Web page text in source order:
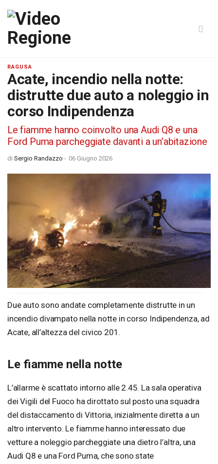
RAGUSA
Acate, incendio nella notte:
distrutte due auto a noleggio in
corso Indipendenza
Le fiamme hanno coinvolto una Audi Q8 e una
Ford Puma parcheggiate davanti a un’abitazione
di Sergio Randazzo - 06 Giugno 2026
Due auto sono andate completamente distrutte in un
incendio divampato nella notte in corso Indipendenza, ad
Acate, all’altezza del civico 201.
Le fiamme nella notte
L’allarme è scattato intorno alle 2.45. La sala operativa
dei Vigili del Fuoco ha dirottato sul posto una squadra
del distaccamento di Vittoria, inizialmente diretta a un
altro intervento. Le fiamme hanno interessato due
vetture a noleggio parcheggiate una dietro l’altra, una
Audi Q8 e una Ford Puma, che sono state